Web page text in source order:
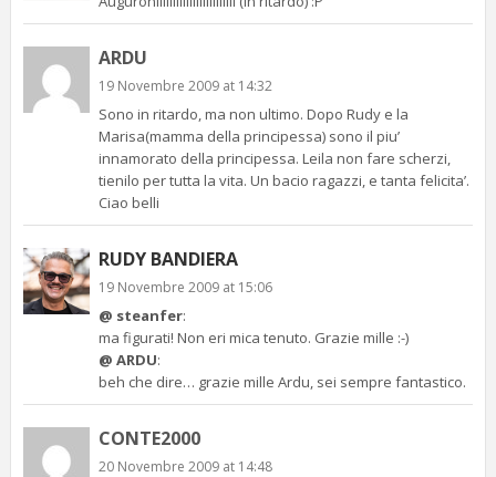
ARDU
19 Novembre 2009 at 14:32
Sono in ritardo, ma non ultimo. Dopo Rudy e la
Marisa(mamma della principessa) sono il piu’
innamorato della principessa. Leila non fare scherzi,
tienilo per tutta la vita. Un bacio ragazzi, e tanta felicita’.
Ciao belli
RUDY BANDIERA
19 Novembre 2009 at 15:06
@ steanfer:
ma figurati! Non eri mica tenuto. Grazie mille :-)
@ ARDU:
beh che dire… grazie mille Ardu, sei sempre fantastico.
CONTE2000
20 Novembre 2009 at 14:48